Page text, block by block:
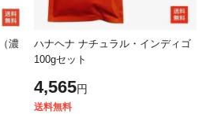
濃
ハナヘナ ナチュラル・インディゴ
100gセット
4,565円
送料無料